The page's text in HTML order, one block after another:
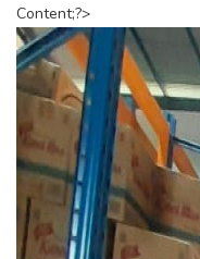
Content;?>